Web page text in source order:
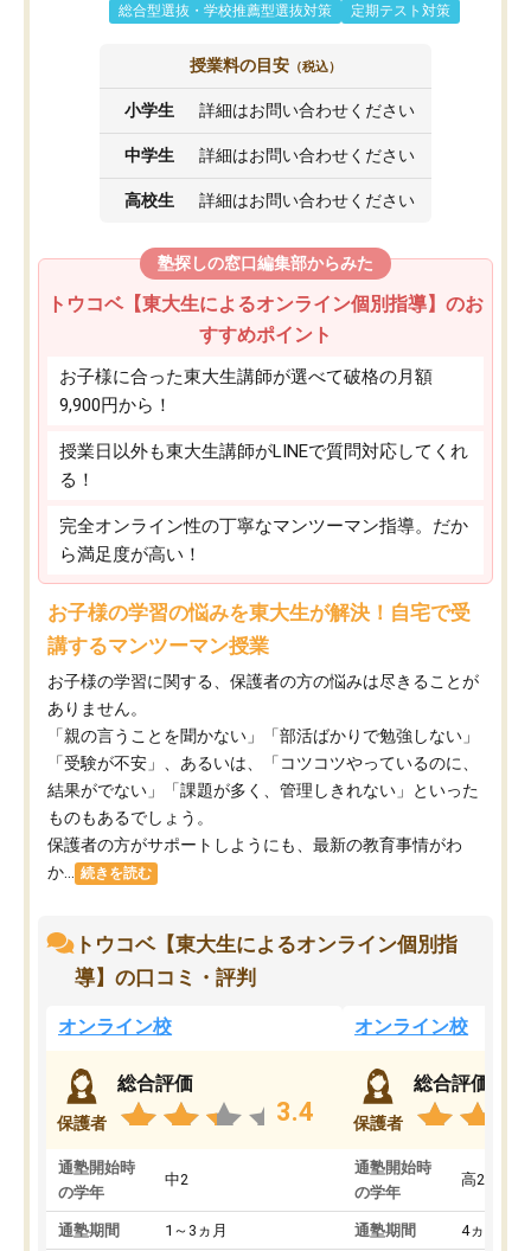
総合型選抜・学校推薦型選抜対策
定期テスト対策
授業料の目安 （税込）
小学生 詳細はお問い合わせください
中学生 詳細はお問い合わせください
高校生 詳細はお問い合わせください
塾探しの窓口編集部からみた
トウコベ【東大生によるオンライン個別指導】のお
すすめポイント
お子様に合った東大生講師が選べて破格の月額
9,900円から！
授業日以外も東大生講師がLINEで質問対応してくれ
る！
完全オンライン性の丁寧なマンツーマン指導。だか
ら満足度が高い！
お子様の学習の悩みを東大生が解決！自宅で受
講するマンツーマン授業
お子様の学習に関する、保護者の方の悩みは尽きることが
ありません。
「親の言うことを聞かない」「部活ばかりで勉強しない」
「受験が不安」、あるいは、「コツコツやっているのに、
結果がでない」「課題が多く、管理しきれない」といった
ものもあるでしょう。
保護者の方がサポートしようにも、最新の教育事情がわ
か...
続きを読む
トウコベ【東大生によるオンライン個別指
導】の口コミ・評判
オンライン校
保護者
総合評価
3.4
通塾開始時
の学年
中2
通塾期間 1～3ヵ月
オンライン校
保護者
総合評価
通塾開始時
の学年
高2
通塾期間 4ヵ月～1